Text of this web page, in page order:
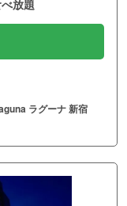
放題
ラグーナ 新宿